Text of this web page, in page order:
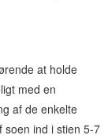
at holde
med en
af de enkelte
soen ind i stien 5-7